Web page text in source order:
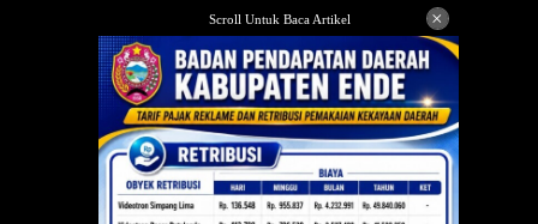
Scroll Untuk Baca Artikel ×